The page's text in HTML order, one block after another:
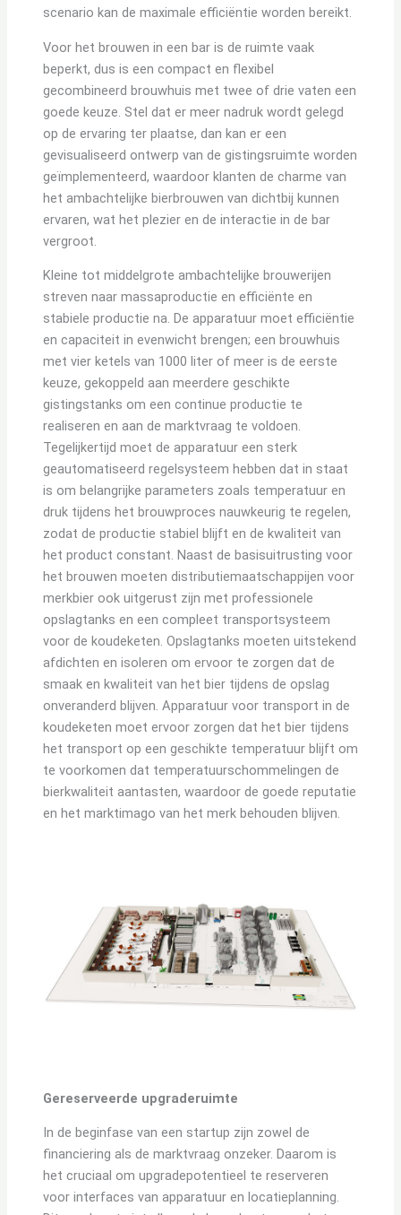
scenario kan de maximale efficiëntie worden bereikt.
Voor het brouwen in een bar is de ruimte vaak
beperkt, dus is een compact en flexibel
gecombineerd brouwhuis met twee of drie vaten een
goede keuze. Stel dat er meer nadruk wordt gelegd
op de ervaring ter plaatse, dan kan er een
gevisualiseerd ontwerp van de gistingsruimte worden
geïmplementeerd, waardoor klanten de charme van
het ambachtelijke bierbrouwen van dichtbij kunnen
ervaren, wat het plezier en de interactie in de bar
vergroot.
Kleine tot middelgrote ambachtelijke brouwerijen
streven naar massaproductie en efficiënte en
stabiele productie na. De apparatuur moet efficiëntie
en capaciteit in evenwicht brengen; een brouwhuis
met vier ketels van 1000 liter of meer is de eerste
keuze, gekoppeld aan meerdere geschikte
gistingstanks om een continue productie te
realiseren en aan de marktvraag te voldoen.
Tegelijkertijd moet de apparatuur een sterk
geautomatiseerd regelsysteem hebben dat in staat
is om belangrijke parameters zoals temperatuur en
druk tijdens het brouwproces nauwkeurig te regelen,
zodat de productie stabiel blijft en de kwaliteit van
het product constant. Naast de basisuitrusting voor
het brouwen moeten distributiemaatschappijen voor
merkbier ook uitgerust zijn met professionele
opslagtanks en een compleet transportsysteem
voor de koudeketen. Opslagtanks moeten uitstekend
afdichten en isoleren om ervoor te zorgen dat de
smaak en kwaliteit van het bier tijdens de opslag
onveranderd blijven. Apparatuur voor transport in de
koudeketen moet ervoor zorgen dat het bier tijdens
het transport op een geschikte temperatuur blijft om
te voorkomen dat temperatuurschommelingen de
bierkwaliteit aantasten, waardoor de goede reputatie
en het marktimago van het merk behouden blijven.
Gereserveerde upgraderuimte
In de beginfase van een startup zijn zowel de
financiering als de marktvraag onzeker. Daarom is
het cruciaal om upgradepotentieel te reserveren
voor interfaces van apparatuur en locatieplanning.